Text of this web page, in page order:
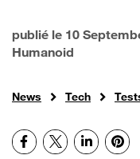
publié le 10
Humanoid
News Tech
Facebook
X LinkedIn